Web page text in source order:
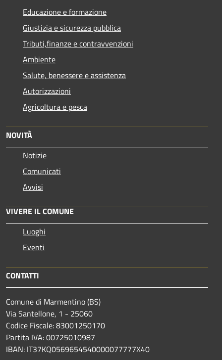
Educazione e formazione
Giustizia e sicurezza pubblica
Tributi,finanze e contravvenzioni
Ambiente
Salute, benessere e assistenza
Autorizzazioni
Agricoltura e pesca
NOVITÀ
Notizie
Comunicati
Avvisi
VIVERE IL COMUNE
Luoghi
Eventi
CONTATTI
Comune di Marmentino (BS)
Via Santellone, 1 - 25060
Codice Fiscale: 83001250170
Partita IVA: 00725010987
IBAN: IT37KQ0569654540000077777X40